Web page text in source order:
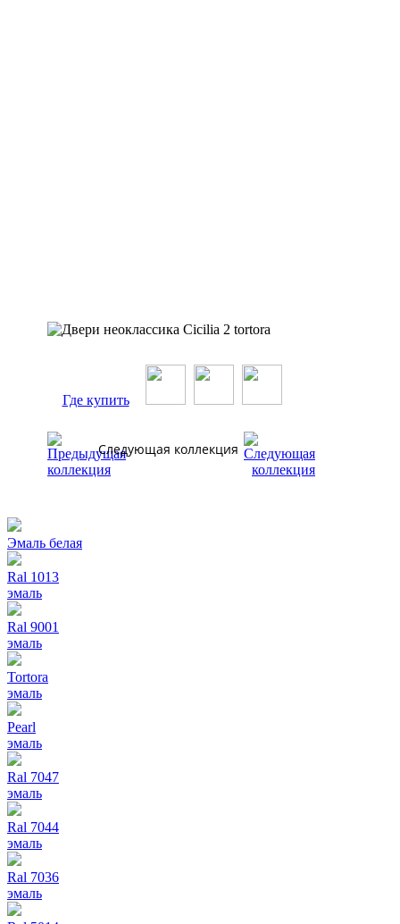
Где купить
Следующая коллекция
Эмаль белая
Ral 1013
эмаль
Ral 9001
эмаль
Tortora
эмаль
Pearl
эмаль
Ral 7047
эмаль
Ral 7044
эмаль
Ral 7036
эмаль